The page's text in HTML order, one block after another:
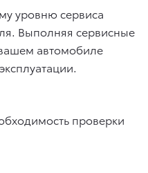
уровню сервиса
Выполняя сервисные
автомобиле
проверки